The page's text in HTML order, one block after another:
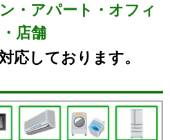
・アパート・オフィ
店舗
応しております。